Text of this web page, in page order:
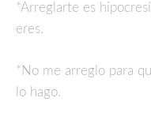
*Arreglarte es
eres.
*No me arreglo para
lo hago.